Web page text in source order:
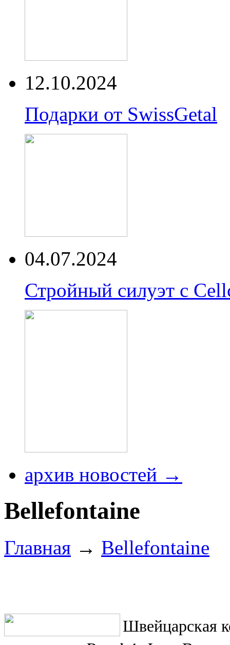
12.10.2024
Подарки от SwissGetal
04.07.2024
Стройный силуэт с
архив новостей →
Bellefontaine
Главная → Bellefontaine
Швейцарская